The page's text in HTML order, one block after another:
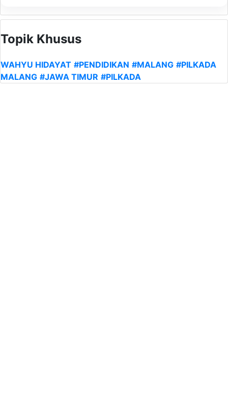
Topik Khusus
WAHYU HIDAYAT #PENDIDIKAN #MALANG #PILKADA
MALANG #JAWA TIMUR #PILKADA